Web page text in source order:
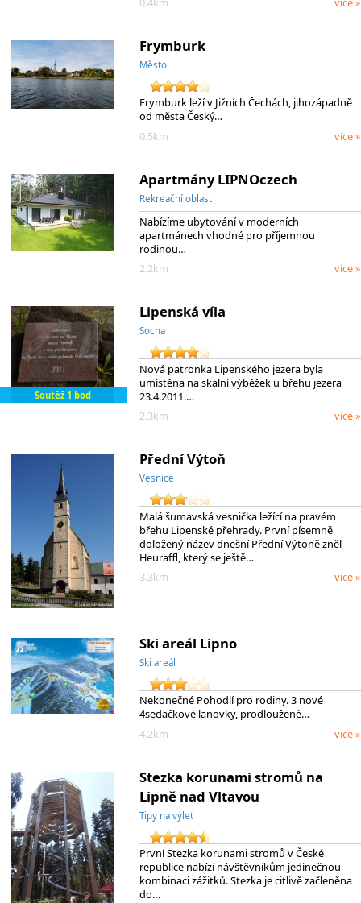
Frymburk
Město
Frymburk leží v Jižních Čechách, jihozápadně
od města Český…
0.5km
více »
Apartmány LIPNOczech
Rekreační oblast
Nabízíme ubytování v moderních
apartmánech vhodné pro příjemnou
rodinou…
2.2km
více »
Soutěž 1 bod
Lipenská víla
Socha
Nová patronka Lipenského jezera byla
umístěna na skalní výběžek u břehu jezera
23.4.2011.…
2.3km
více »
Přední Výtoň
Vesnice
Malá šumavská vesnička ležící na pravém
břehu Lipenské přehrady. První písemně
doložený název dnešní Přední Výtoně zněl
Heuraffl, který se ještě…
3.3km
více »
Ski areál Lipno
Ski areál
Nekonečné Pohodlí pro rodiny. 3 nové
4sedačkové lanovky, prodloužené…
4.2km
více »
Stezka korunami stromů na
Lipně nad Vltavou
Tipy na výlet
První Stezka korunami stromů v České
republice nabízí návštěvníkům jedinečnou
kombinaci zážitků. Stezka je citlivě začleněna
do…